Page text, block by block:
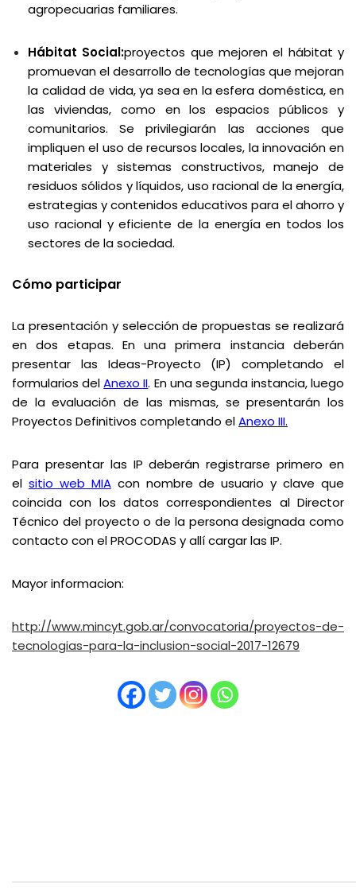
agropecuarias familiares.
Hábitat Social:proyectos que mejoren el hábitat y
promuevan el desarrollo de tecnologías que mejoran
la calidad de vida, ya sea en la esfera doméstica, en
las viviendas, como en los espacios públicos y
comunitarios. Se privilegiarán las acciones que
impliquen el uso de recursos locales, la innovación en
materiales y sistemas constructivos, manejo de
residuos sólidos y líquidos, uso racional de la energía,
estrategias y contenidos educativos para el ahorro y
uso racional y eficiente de la energía en todos los
sectores de la sociedad.
Cómo participar
La presentación y selección de propuestas se realizará
en dos etapas. En una primera instancia deberán
presentar las Ideas-Proyecto (IP) completando el
formularios delAnexo II. En una segunda instancia, luego
de la evaluación de las mismas, se presentarán los
Proyectos Definitivos completando elAnexo III.
Para presentar las IP deberán registrarse primero en
el sitio web MIAcon nombre de usuario y clave que
coincida con los datos correspondientes al Director
Técnico del proyecto o de la persona designada como
contacto con el PROCODAS y allí cargar las IP.
Mayor informacion:
http://www.mincyt.gob.ar/convocatoria/proyectos-de-
tecnologias-para-la-inclusion-social-2017-12679